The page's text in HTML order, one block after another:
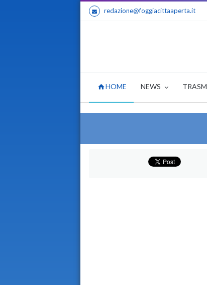
redazione@foggiacittaaperta.it
HOME NEWS